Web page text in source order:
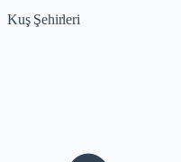
Kuş Şehirleri